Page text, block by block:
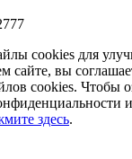
cookies для
сайте, вы
cookies. Чтобы
здесь.